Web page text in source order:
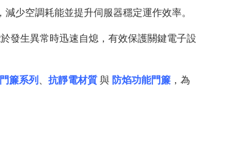
少空調耗能並提升伺服器穩定運作效率。
發生異常時迅速自熄，有效保護關鍵電子設
簾系列、 抗靜電材質與 防焰功能門簾 ，為